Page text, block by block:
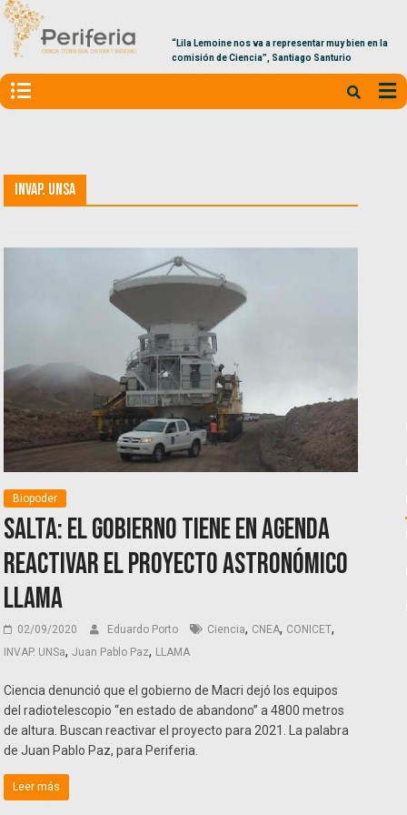
“Lila Lemoine nos va a representar muy bien en la
comisión de Ciencia”, Santiago Santurio
INVAP. UNSa
Biopoder
Salta: el Gobierno tiene en agenda
reactivar el proyecto astronómico
LLAMA
02/09/2020 Eduardo Porto Ciencia, CNEA, CONICET,
INVAP. UNSa,Juan Pablo Paz, LLAMA
Ciencia denunció que el gobierno de Macri dejó los equipos
del radiotelescopio “en estado de abandono” a 4800 metros
de altura. Buscan reactivar el proyecto para 2021. La palabra
de Juan Pablo Paz, para Periferia.
Leer más